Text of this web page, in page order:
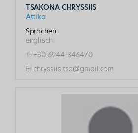
TSAKONA CHRYSSIIS
Attika
Sprachen:
englisch
T: +30 6944-346470
E: chryssiis.tsa@gmail.com